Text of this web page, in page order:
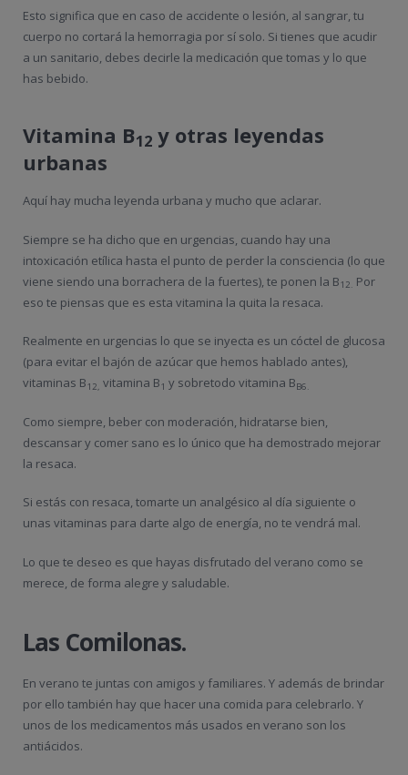
Esto significa que en caso de accidente o lesión, al sangrar, tu
cuerpo no cortará la hemorragia por sí solo. Si tienes que acudir
a un sanitario, debes decirle la medicación que tomas y lo que
has bebido.
Vitamina B12 y otras leyendas
urbanas
Aquí hay mucha leyenda urbana y mucho que aclarar.
Siempre se ha dicho que en urgencias, cuando hay una
intoxicación etílica hasta el punto de perder la consciencia (lo que
viene siendo una borrachera de la fuertes), te ponen la B12. Por
eso te piensas que es esta vitamina la quita la resaca.
Realmente en urgencias lo que se inyecta es un cóctel de glucosa
(para evitar el bajón de azúcar que hemos hablado antes),
vitaminas B12, vitamina B1 y sobretodo vitamina BB6.
Como siempre, beber con moderación, hidratarse bien,
descansar y comer sano es lo único que ha demostrado mejorar
la resaca.
Si estás con resaca, tomarte un analgésico al día siguiente o
unas vitaminas para darte algo de energía, no te vendrá mal.
Lo que te deseo es que hayas disfrutado del verano como se
merece, de forma alegre y saludable.
Las Comilonas.
En verano te juntas con amigos y familiares. Y además de brindar
por ello también hay que hacer una comida para celebrarlo. Y
unos de los medicamentos más usados en verano son los
antiácidos.